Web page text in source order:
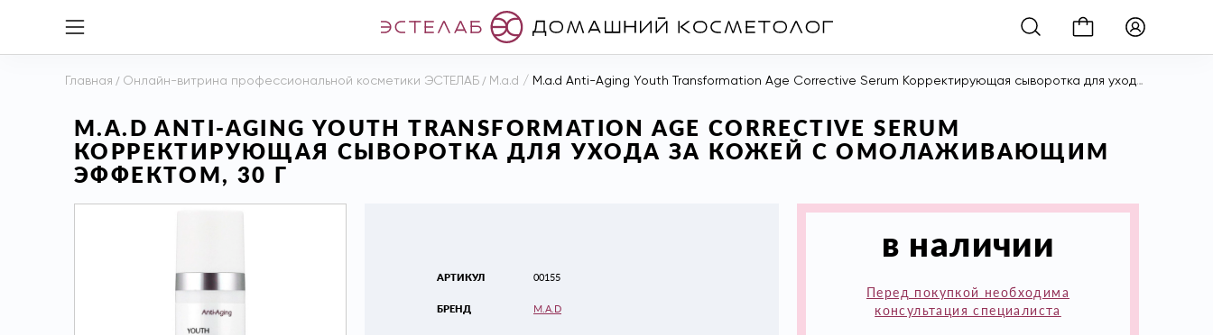
Главная / Онлайн-витрина профессиональной косметики ЭСТЕЛАБ / M.a.d / M.a.d Anti-Aging Youth Transformation Age Corrective Serum Корректирующая сыворотка для ухода за кожей с омолаживающим эффектом, 30 г
M.A.D ANTI-AGING YOUTH TRANSFORMATION AGE CORRECTIVE SERUM
КОРРЕКТИРУЮЩАЯ СЫВОРОТКА ДЛЯ УХОДА ЗА КОЖЕЙ С ОМОЛАЖИВАЮЩИМ
ЭФФЕКТОМ, 30 Г
АРТИКУЛ
БРЕНД
00155
M.A.D
в наличии
Перед покупкой необходима
консультация специалиста